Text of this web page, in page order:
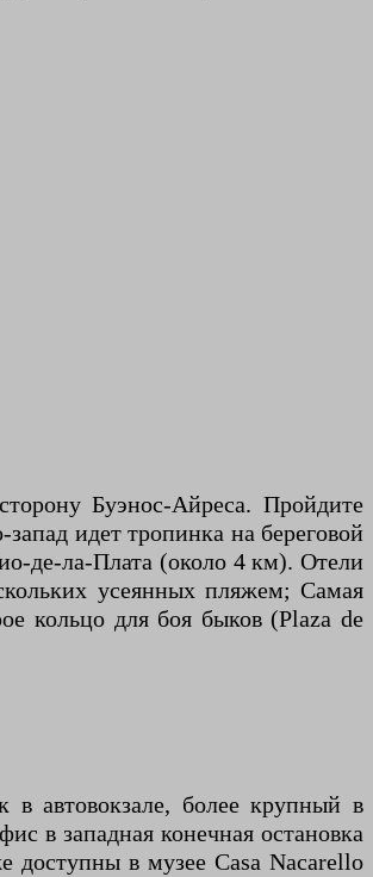
Буэнос-Айреса. Пройдите
идет тропинка на береговой
де-ла-Плата (около 4 км). Отели
усеянных пляжем; Самая
кольцо для боя быков (Plaza de
автовокзале, более крупный в
в западная конечная остановка
доступны в музее Casa Nacarello